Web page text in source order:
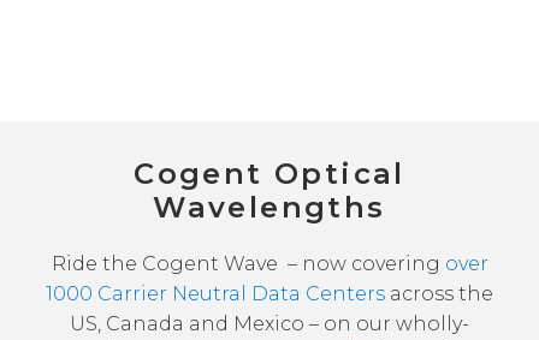
Cogent Optical
Wavelengths
Ride the Cogent Wave – now covering over
1000 Carrier Neutral Data Centers across the
US, Canada and Mexico – on our wholly-